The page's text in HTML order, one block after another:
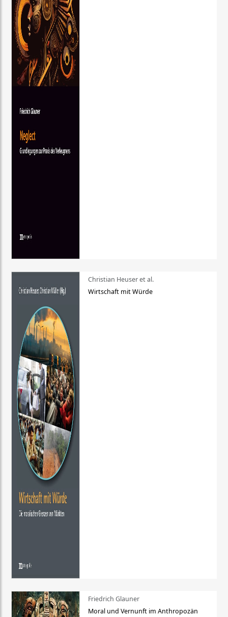
Christian Heuser et al.
Wirtschaft mit Würde
Friedrich Glauner
Moral und Vernunft im Anthropozän